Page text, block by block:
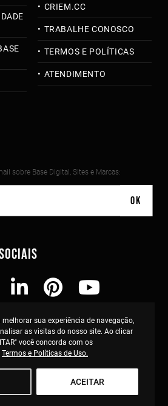
sua experiência de navegação,
as visitas do nosso site. Ao clicar
você concorda com os
Termos e Políticas de Uso.
ACEITAR
CRIEM.CC
TRABALHE CONOSCO
TERMOS E POLÍTICAS
ATENDIMENTO
sobre Base Digital, Sites e Marcas:
CNPJ: 11.432.963/0001-80